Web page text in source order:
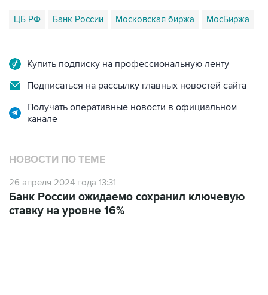
ЦБ РФ Банк России Московская биржа МосБиржа
Купить подписку на профессиональную ленту
Подписаться на рассылку главных новостей сайта
Получать оперативные новости в официальном
канале
НОВОСТИ ПО ТЕМЕ
26 апреля 2024 года 13:31
Банк России ожидаемо сохранил ключевую
ставку на уровне 16%